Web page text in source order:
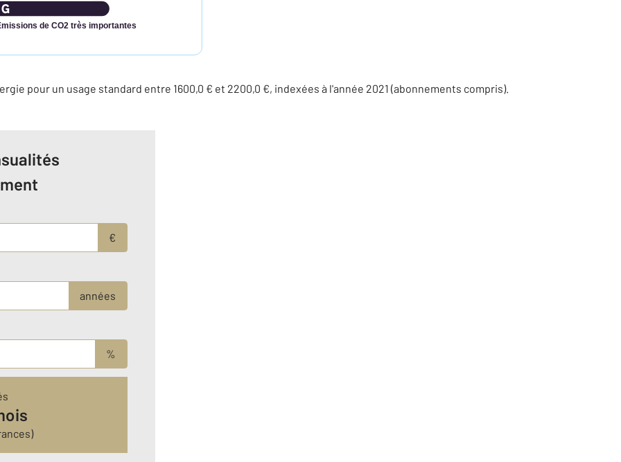
de CO2 très importantes
pour un usage standard entre 1600,0 € et 2200,0 €, indexées à l'année 2021 (abonnements compris).
€
années
%